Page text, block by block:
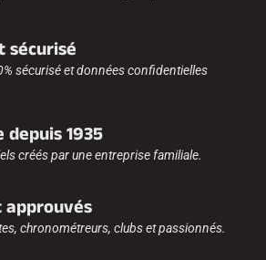
sécurisé
sécurisé et données confidentielles
depuis 1935
créés par une entreprise familiale.
approuvés
chronométreurs, clubs et passionnés.